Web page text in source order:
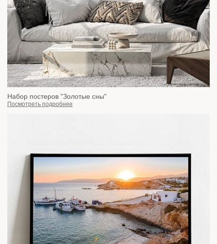
Набор постеров "Золотые сны"
Посмотреть подробнее